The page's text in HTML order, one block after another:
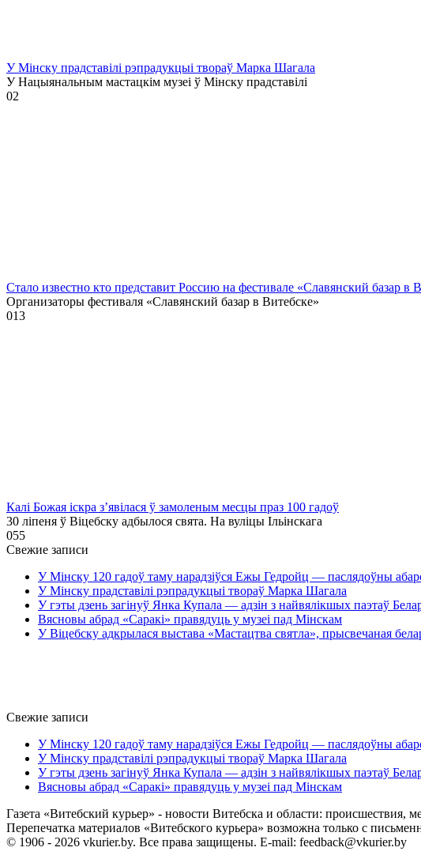
У Мінску прадставілі рэпрадукцыі твораў Марка Шагала
У Нацыянальным мастацкім музеі ў Мінску прадставілі
02
Стало известно кто представит Россию на фестивале «Славянский базар в
Организаторы фестиваля «Славянский базар в Витебске»
013
Калі Божая іскра з’явілася ў замоленым месцы праз 100 гадоў
30 ліпеня ў Віцебску адбылося свята. На вуліцы Ільінскага
055
Свежие записи
У Мінску 120 гадоў таму нарадзіўся Ежы Гедройц — паслядоўны
У Мінску прадставілі рэпрадукцыі твораў Марка Шагала
У гэты дзень загінуў Янка Купала — адзін з найвялікшых паэтаў
Вясновы абрад «Саракі» правядуць у музеі пад Мінскам
У Віцебску адкрылася выстава «Мастацтва святла», прысвечаная
Свежие записи
У Мінску 120 гадоў таму нарадзіўся Ежы Гедройц — паслядоўны
У Мінску прадставілі рэпрадукцыі твораў Марка Шагала
У гэты дзень загінуў Янка Купала — адзін з найвялікшых паэтаў
Вясновы абрад «Саракі» правядуць у музеі пад Мінскам
Газета «Витебский курьер» - новости Витебска и области: происшествия,
Перепечатка материалов «Витебского курьера» возможна только с
© 1906 - 2026 vkurier.by. Все права защищены. E-mail: feedback@vkurier.by